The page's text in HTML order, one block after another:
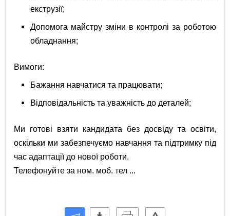
екструзії;
Допомога майстру зміни в контролі за роботою
обладнання;
Вимоги:
Бажання навчатися та працювати;
Відповідальність та уважність до деталей;
Ми готові взяти кандидата без досвіду та освіти,
оскільки ми забезпечуємо навчання та підтримку під
час адаптації до нової роботи.
Телефонуйте за ном. моб. тел ...